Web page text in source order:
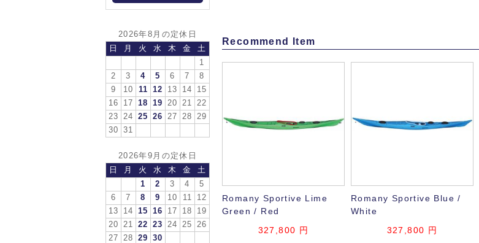
2026年8月の定休日
日
月 火 水 木 金
土
1
2
3 4 5 6 7
8
9
10 11 12 13 14
15
16
17 18 19 20 21
22
23
24 25 26 27 28
29
30
31
2026年9月の定休日
日
月 火 水 木 金
土
1
2 3 4
5
6
7 8 9 10 11
12
13
14 15 16 17 18
19
20
21 22 23 24 25
26
27
28 29 30
Recommend Item
Romany Sportive Lime
Green / Red
327,800 円
Romany Sportive Blue /
White
327,800 円